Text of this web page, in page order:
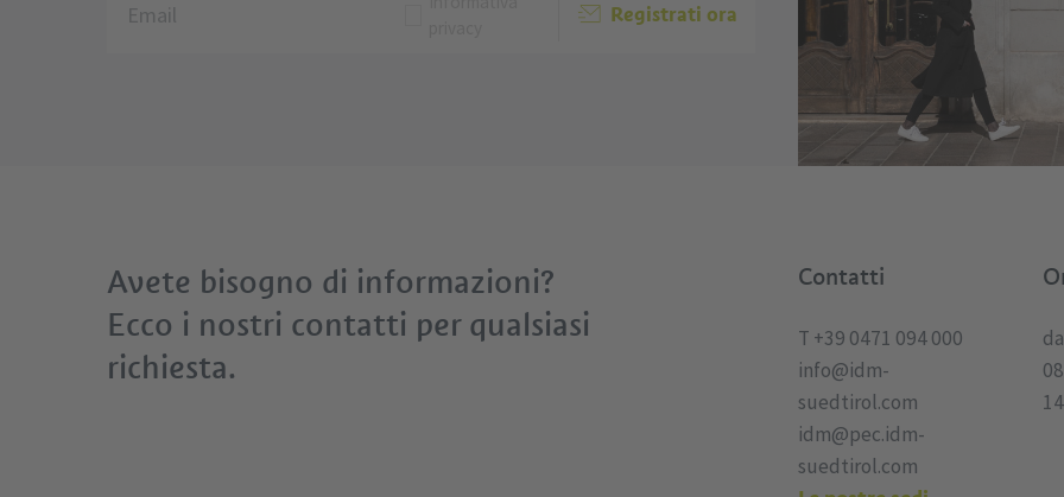
Registrati ora
Avete bisogno di informazioni?
Ecco i nostri contatti per qualsiasi
richiesta.
Contatti
T +39 0471 094 000
info@idm-
suedtirol.com
idm@pec.idm-
suedtirol.com